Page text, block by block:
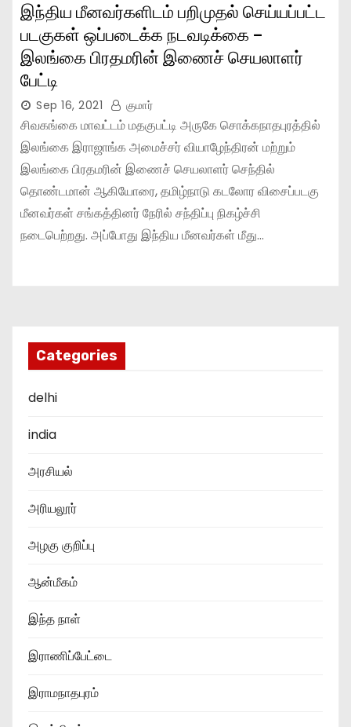
இந்திய மீனவர்களிடம் பறிமுதல் செய்யப்பட்ட
படகுகள் ஒப்படைக்க நடவடிக்கை –
இலங்கை பிரதமரின் இணைச் செயலாளர்
பேட்டி
Sep 16, 2021 குமார்
சிவகங்கை மாவட்டம் மதகுபட்டி அருகே சொக்கநாதபுரத்தில்
இலங்கை இராஜாங்க அமைச்சர் வியாழேந்திரன் மற்றும்
இலங்கை பிரதமரின் இணைச் செயலாளர் செந்தில்
தொண்டமான் ஆகியோரை, தமிழ்நாடு கடலோர விசைப்படகு
மீனவர்கள் சங்கத்தினர் நேரில் சந்திப்பு நிகழ்ச்சி
நடைபெற்றது. அப்போது இந்திய மீனவர்கள் மீது…
Categories
delhi
india
அரசியல்
அரியலூர்
அழகு குறிப்பு
ஆன்மீகம்
இந்த நாள்
இராணிப்பேட்டை
இராமநாதபுரம்